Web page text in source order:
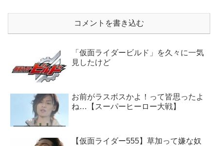
コメントを書き込む
「仮面ライダービルド」を久々に一気
見したけど
お前がラスボスかよ！って皆思ったよ
ね…【スーパーヒーロー大戦】
【仮面ライダー555】草加って嫌な奴